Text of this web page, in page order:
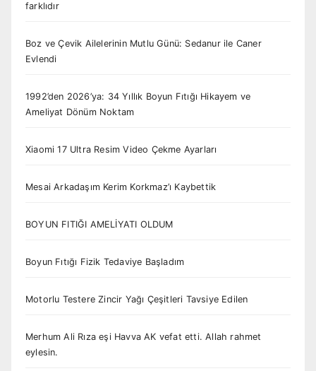
farklıdır
Boz ve Çevik Ailelerinin Mutlu Günü: Sedanur ile Caner
Evlendi
1992’den 2026’ya: 34 Yıllık Boyun Fıtığı Hikayem ve
Ameliyat Dönüm Noktam
Xiaomi 17 Ultra Resim Video Çekme Ayarları
Mesai Arkadaşım Kerim Korkmaz’ı Kaybettik
BOYUN FITIĞI AMELİYATI OLDUM
Boyun Fıtığı Fizik Tedaviye Başladım
Motorlu Testere Zincir Yağı Çeşitleri Tavsiye Edilen
Merhum Ali Rıza eşi Havva AK vefat etti. Allah rahmet
eylesin.